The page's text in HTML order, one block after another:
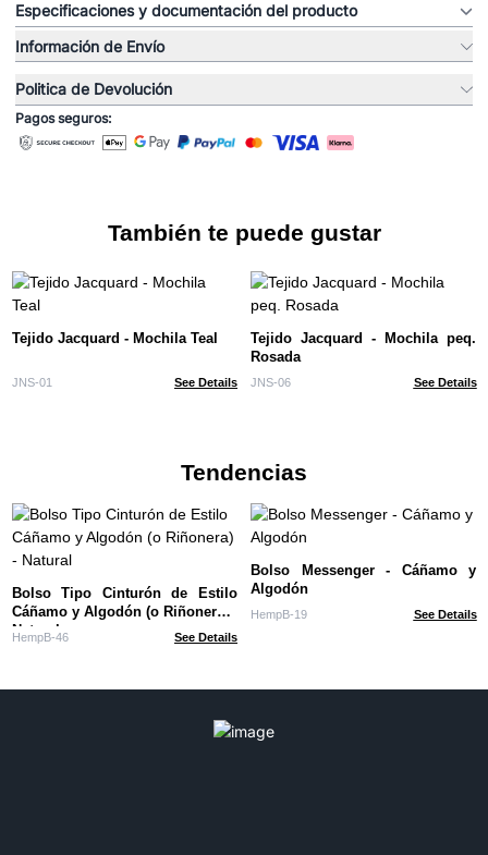
Especificaciones y documentación del producto
Información de Envío
Politica de Devolución
Pagos seguros:
También te puede gustar
Tejido Jacquard - Mochila Teal
JNS-01 See Details
Tejido Jacquard - Mochila peq.
Rosada
JNS-06 See Details
Tendencias
Bolso Tipo Cinturón de Estilo
Cáñamo y Algodón (o Riñonera) -
Natural
HempB-46 See Details
Bolso Messenger - Cáñamo y
Algodón
HempB-19 See Details